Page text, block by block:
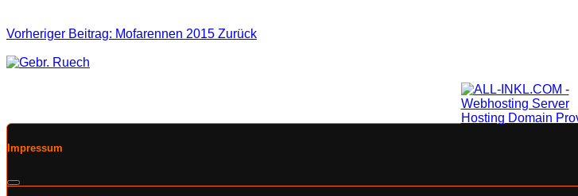
Vorheriger Beitrag: Mofarennen 2015 Zurück
Impressum